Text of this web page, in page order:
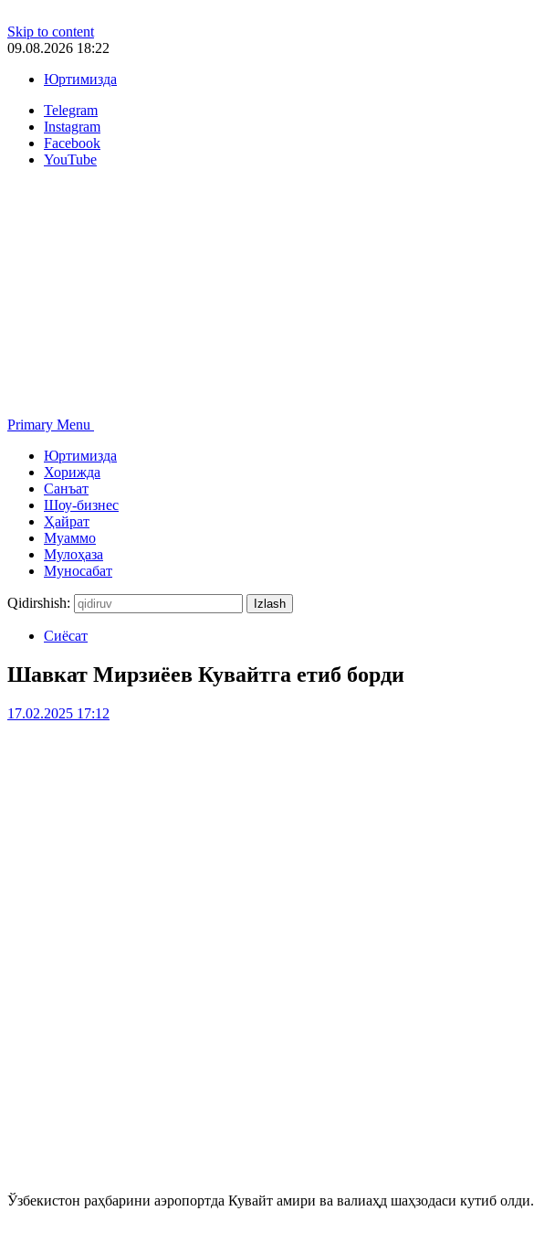
Skip to content
09.08.2026 18:22
Юртимизда
Telegram
Instagram
Facebook
YouTube
Primary Menu
Юртимизда
Хорижда
Санъат
Шоу-бизнес
Ҳайрат
Муаммо
Мулоҳаза
Муносабат
Qidirshish:
Сиёсат
Шавкат Мирзиёев Кувайтга етиб борди
17.02.2025 17:12
Ўзбекистон раҳбарини аэропортда Кувайт амири ва валиаҳд шаҳзодаси кутиб олди.